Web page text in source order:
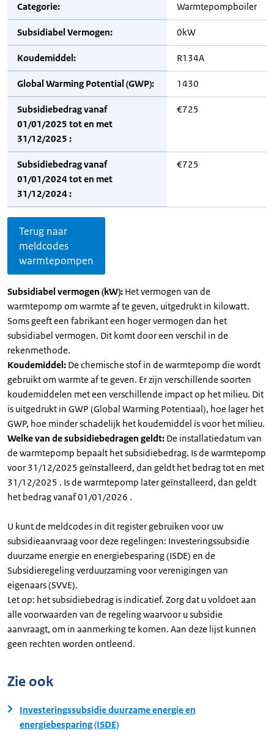
Categorie: Warmtepompboiler
Subsidiabel Vermogen: 0kW
Koudemiddel: R134A
Global Warming Potential (GWP): 1430
Subsidiebedrag vanaf
01/01/2025 tot en met
31/12/2025 :
€725
Subsidiebedrag vanaf
01/01/2024 tot en met
31/12/2024 :
€725
Terug naar
meldcodes
warmtepompen
Subsidiabel vermogen (kW): Het vermogen van de
warmtepomp om warmte af te geven, uitgedrukt in kilowatt.
Soms geeft een fabrikant een hoger vermogen dan het
subsidiabel vermogen. Dit komt door een verschil in de
rekenmethode.
Koudemiddel: De chemische stof in de warmtepomp die wordt
gebruikt om warmte af te geven. Er zijn verschillende soorten
koudemiddelen met een verschillende impact op het milieu. Dit
is uitgedrukt in GWP (Global Warming Potentiaal), hoe lager het
GWP, hoe minder schadelijk het koudemiddel is voor het milieu.
Welke van de subsidiebedragen geldt: De installatiedatum van
de warmtepomp bepaalt het subsidiebedrag. Is de warmtepomp
voor 31/12/2025 geïnstalleerd, dan geldt het bedrag tot en met
31/12/2025 . Is de warmtepomp later geïnstalleerd, dan geldt
het bedrag vanaf 01/01/2026 .
U kunt de meldcodes in dit register gebruiken voor uw
subsidieaanvraag voor deze regelingen: Investeringssubsidie
duurzame energie en energiebesparing (ISDE) en de
Subsidieregeling verduurzaming voor verenigingen van
eigenaars (SVVE).
Let op: het subsidiebedrag is indicatief. Zorg dat u voldoet aan
alle voorwaarden van de regeling waarvoor u subsidie
aanvraagt, om in aanmerking te komen. Aan deze lijst kunnen
geen rechten worden ontleend.
Zie ook
Investeringssubsidie duurzame energie en
energiebesparing (ISDE)